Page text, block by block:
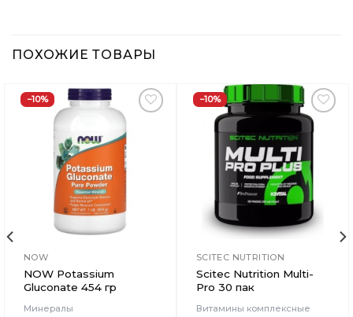
ПОХОЖИЕ ТОВАРЫ
−10%
Добавить
Вишлист
NOW
NOW Potassium
Gluconate 454 гр
Минералы
−10%
Добавить
Вишлист
SCITEC NUTRITION
Scitec Nutrition Multi-
Pro 30 пак
Витамины комплексные